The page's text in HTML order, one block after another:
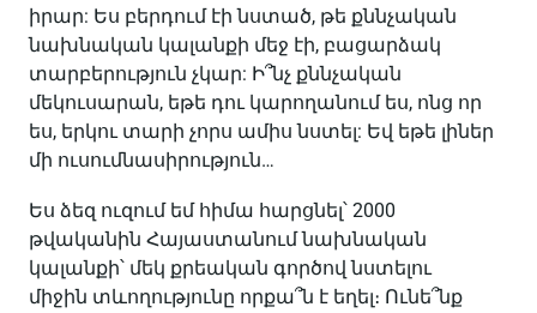
իրար: Ես բերդում էի նստած, թե քննչական
նախնական կալանքի մեջ էի, բացարձակ
տարբերություն չկար: Ի՞նչ քննչական
մեկուսարան, եթե դու կարողանում ես, ոնց որ
ես, երկու տարի չորս ամիս նստել: Եվ եթե լիներ
մի ուսումնասիրություն…
Ես ձեզ ուզում եմ հիմա հարցնել՝ 2000
թվականին Հայաստանում նախնական
կալանքի՝ մեկ քրեական գործով նստելու
միջին տևողությունը որքա՞ն է եղել։ Ունե՞նք